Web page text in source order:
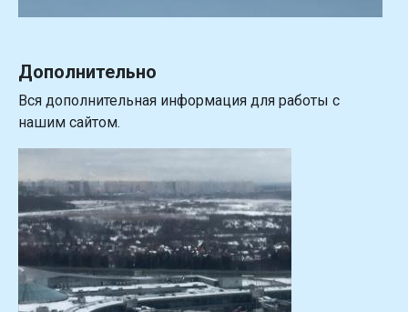
Дополнительно
Вся дополнительная информация для работы с
нашим сайтом.